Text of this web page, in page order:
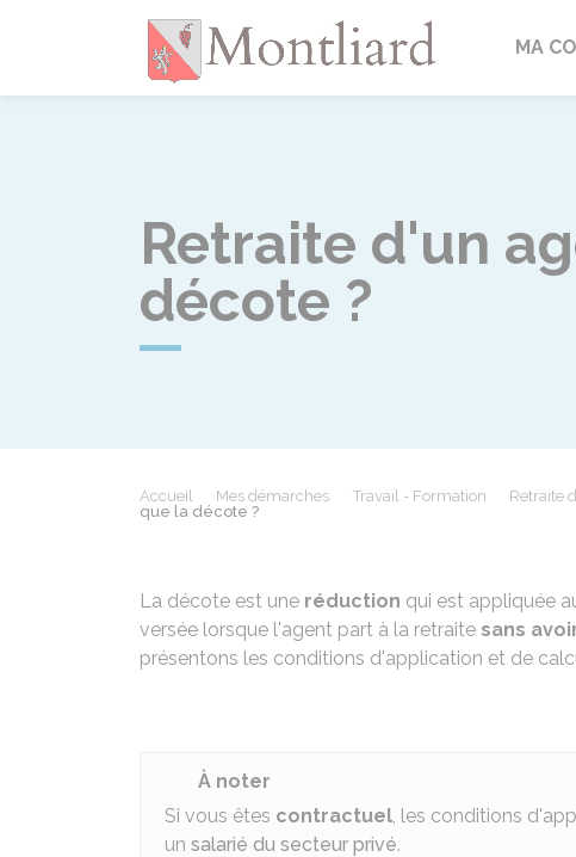
Montliard
MA
Retraite d'un
décote ?
Accueil Mes démarches Travail - Formation Retraite
que la décote ?
La décote est une réduction qui est appliquée
versée lorsque l'agent part à la retraite sans
présentons les conditions d'application et de
À noter
Si vous êtes contractuel, les conditions
un salarié du secteur privé.